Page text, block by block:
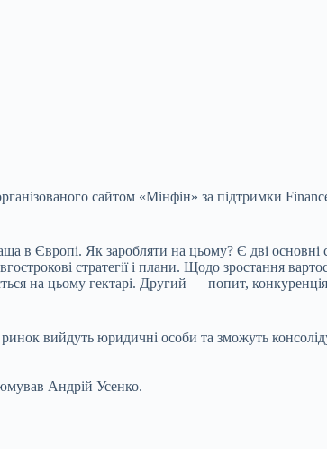
сайтом «Мінфін» за підтримки
в Європі. Як заробляти на цьому? Є дві основні
стратегії і плани. Щодо зростання
на цьому гектарі. Другий — попит,
вийдуть юридичні особи та зможуть
Андрій Усенко.